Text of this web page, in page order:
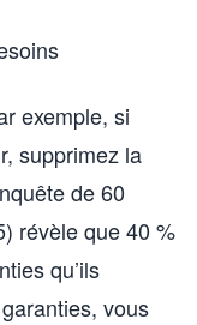
exemple, si
supprimez la
de 60
révèle que 40 %
qu’ils
vous